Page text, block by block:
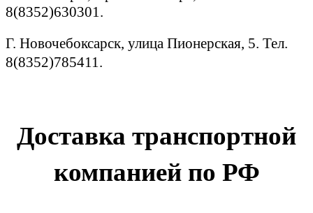
8(8352)630301.
Г. Новочебоксарск, улица Пионерская, 5. Тел.
8(8352)785411.
Доставка транспортной
компанией по РФ